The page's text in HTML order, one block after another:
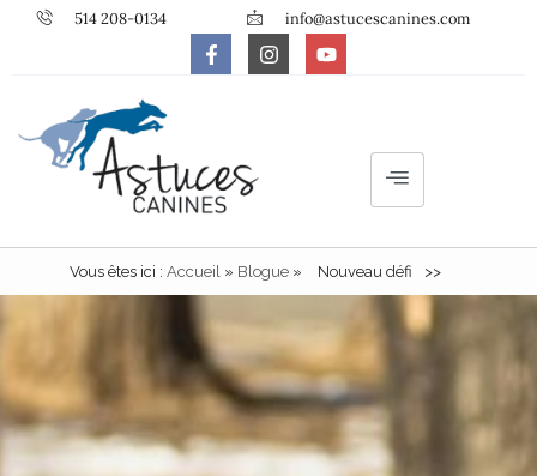
514 208-0134 info@astucescanines.com
Vous êtes ici :Accueil » Blogue » Nouveau défi